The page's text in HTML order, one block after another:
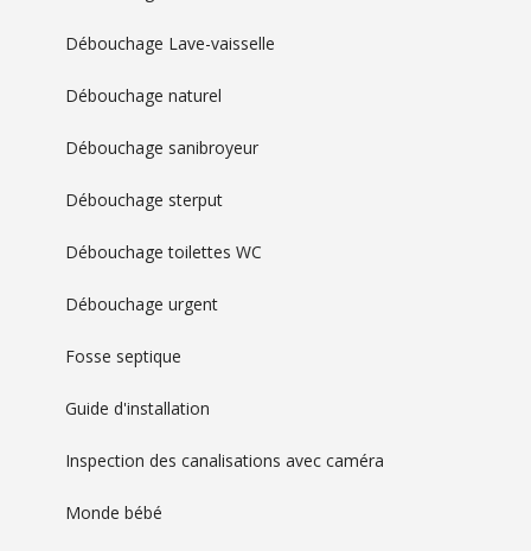
Débouchage Lave-vaisselle
Débouchage naturel
Débouchage sanibroyeur
Débouchage sterput
Débouchage toilettes WC
Débouchage urgent
Fosse septique
Guide d'installation
Inspection des canalisations avec caméra
Monde bébé